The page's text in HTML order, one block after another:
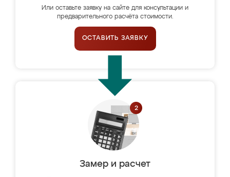
Или оставьте заявку на сайте для консультации и
предварительного расчёта стоимости.
ОСТАВИТЬ ЗАЯВКУ
Замер и расчет